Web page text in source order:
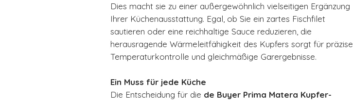
Dies macht sie zu einer außergewöhnlich vielseitigen Ergänzung
Ihrer Küchenausstattung. Egal, ob Sie ein zartes Fischfilet
sautieren oder eine reichhaltige Sauce reduzieren, die
herausragende Wärmeleitfähigkeit des Kupfers sorgt für präzise
Temperaturkontrolle und gleichmäßige Garergebnisse.
Ein Muss für jede Küche
Die Entscheidung für die de Buyer Prima Matera Kupfer-